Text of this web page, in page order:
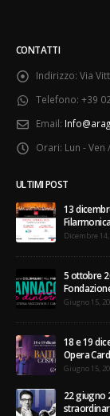
CONTATTI
Indirizzo: Via
Telefono: +39
Email:
Orari: Lun - Ven
ULTIMI POST
13
Dicembre
5 ottobre
Giugno 15,
18 e 19
Opera
Giugno 15,
22 giugno